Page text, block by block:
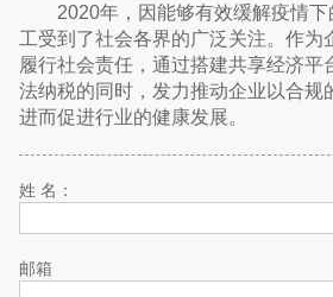
2020年，因能够有效缓解疫情
工受到了社会各界的广泛关注。作为
履行社会责任，通过搭建共享经济平
法纳税的同时，发力推动企业以合规
进而促进行业的健康发展。
姓 名：
邮箱